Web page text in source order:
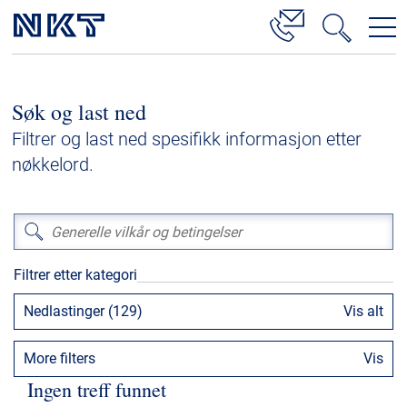
Høyspenningskabelløsninger
Kabelservice
Lavspenning
Høyspenningskabeltilbehør
Mellomspenningskabeltilbehør
Referanser
Nedlastinger
Søk og last ned
Filtrer og last ned spesifikk informasjon etter
nøkkelord.
Filtrer etter kategori
Nedlastinger (129) Vis alt
More filters Vis
Ingen treff funnet